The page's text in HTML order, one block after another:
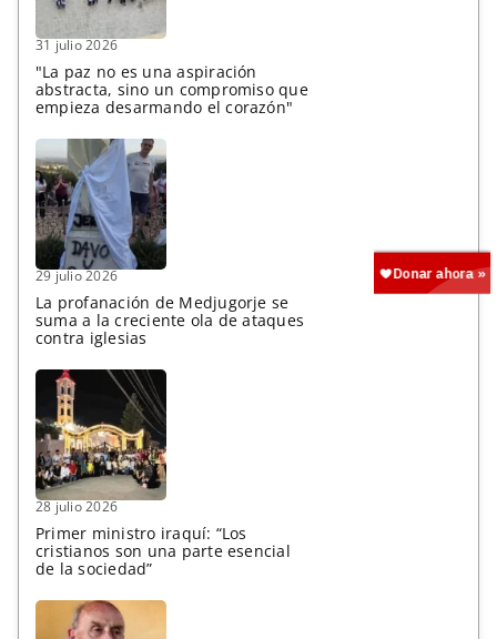
31 julio 2026
"La paz no es una aspiración
abstracta, sino un compromiso que
empieza desarmando el corazón"
29 julio 2026
La profanación de Medjugorje se
suma a la creciente ola de ataques
contra iglesias
28 julio 2026
Primer ministro iraquí: “Los
cristianos son una parte esencial
de la sociedad”